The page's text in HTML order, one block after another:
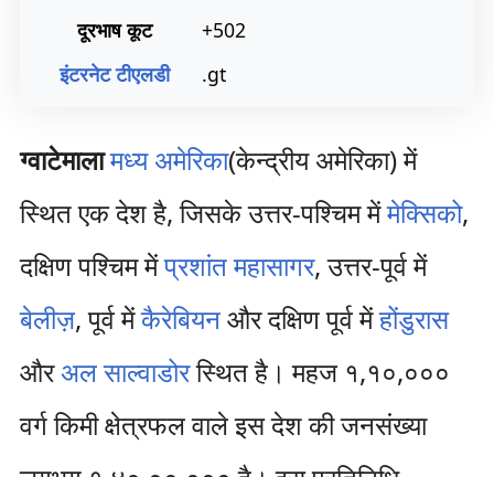
दूरभाष कूट
+502
इंटरनेट टीएलडी
.gt
ग्वाटेमालामध्य अमेरिका(केन्द्रीय अमेरिका) में
स्थित एक देश है, जिसके उत्तर-पश्चिम मेंमेक्सिको,
दक्षिण पश्चिम मेंप्रशांत महासागर, उत्तर-पूर्व में
बेलीज़, पूर्व मेंकैरेबियनऔर दक्षिण पूर्व मेंहोंडुरास
औरअल साल्वाडोरस्थित है। महज १,१०,०००
वर्ग किमी क्षेत्रफल वाले इस देश की जनसंख्या